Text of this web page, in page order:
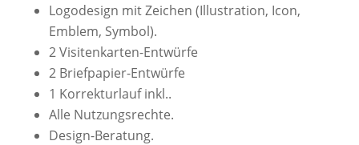
Logodesign mit Zeichen (Illustration, Icon,
Emblem, Symbol).
2 Visitenkarten-Entwürfe
2 Briefpapier-Entwürfe
1 Korrekturlauf inkl..
Alle Nutzungsrechte.
Design-Beratung.